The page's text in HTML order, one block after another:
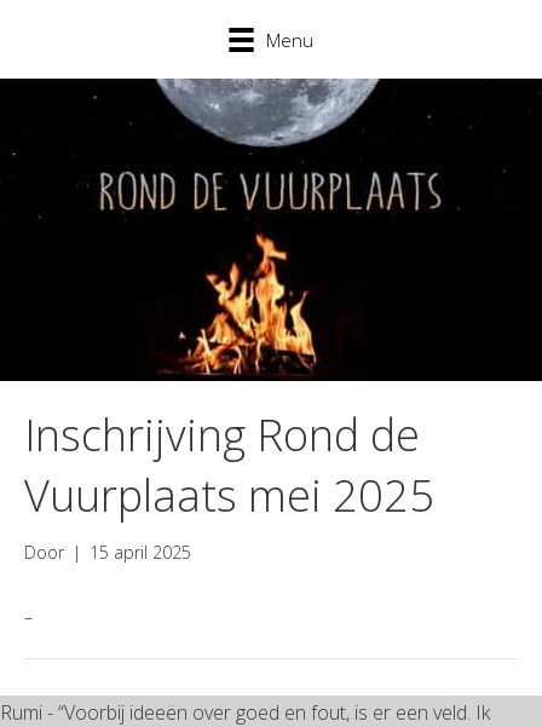
Menu
Inschrijving Rond de
Vuurplaats mei 2025
Door | 15 april 2025
–
Rumi - “Voorbij ideeën over goed en fout, is er een veld. Ik